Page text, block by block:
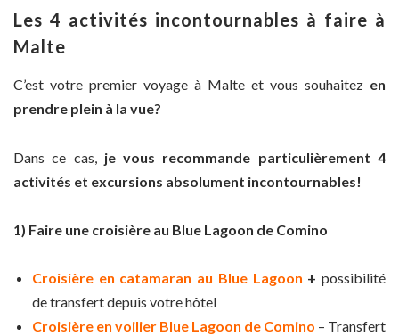
Les 4 activités incontournables à faire à
Malte
C’est votre premier voyage à Malte et vous souhaitez en
prendre plein à la vue?
Dans ce cas, je vous recommande particulièrement 4
activités et excursions absolument incontournables!
1) Faire une croisière au Blue Lagoon de Comino
Croisière en catamaran au Blue Lagoon +possibilité
de transfert depuis votre hôtel
Croisière en voilier Blue Lagoon de Comino – Transfert